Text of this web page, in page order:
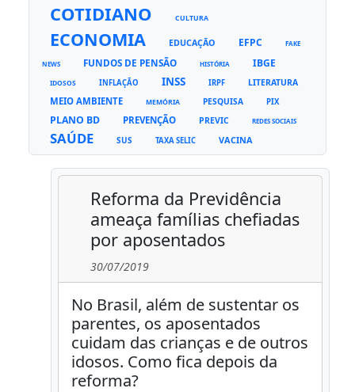
COTIDIANO CULTURA
ECONOMIA EDUCAÇÃO EFPC FAKE
NEWS FUNDOS DE PENSÃO HISTÓRIA IBGE
IDOSOS INFLAÇÃO INSS IRPF LITERATURA
MEIO AMBIENTE MEMÓRIA PESQUISA PIX
PLANO BD PREVENÇÃO PREVIC REDES SOCIAIS
SAÚDE SUS TAXA SELIC VACINA
Reforma da Previdência
ameaça famílias chefiadas
por aposentados
30/07/2019
No Brasil, além de sustentar os
parentes, os aposentados
cuidam das crianças e de outros
idosos. Como fica depois da
reforma?